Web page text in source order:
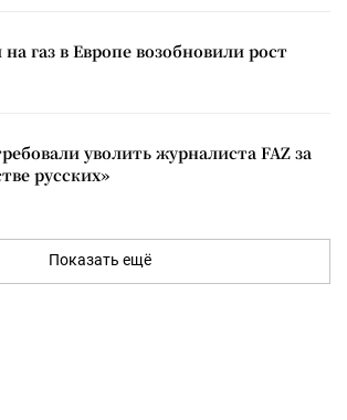
газ в Европе возобновили рост
уволить журналиста FAZ за
русских»
Показать ещё